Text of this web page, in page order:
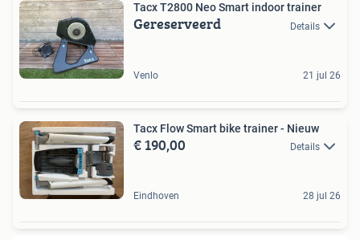
Tacx T2800 Neo Smart indoor trainer
Gereserveerd Details
Venlo 21 jul 26
Tacx Flow Smart bike trainer - Nieuw
€ 190,00 Details
Eindhoven 28 jul 26